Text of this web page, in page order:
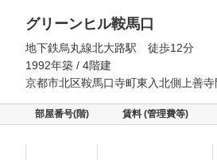
グリーンヒル鞍馬口
地下鉄烏丸線北大路駅 徒歩12分
1992年築 / 4階建
京都市北区鞍馬口寺町東入北側上善
部屋番号(階) 賃料 (管理費等)